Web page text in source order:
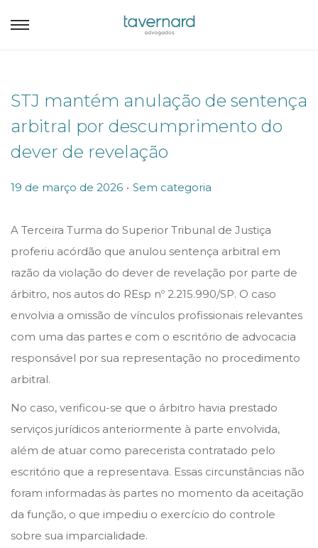
STJ mantém anulação de sentença
arbitral por descumprimento do
dever de revelação
P
s
t
e
d
o
n
19 de março de 2026 . P
s
t
e
d
i
n
Sem categoria
A Terceira Turma do Superior Tribunal de Justiça
proferiu acórdão que anulou sentença arbitral em
razão da violação do dever de revelação por parte de
árbitro, nos autos do REsp nº 2.215.990/SP. O caso
envolvia a omissão de vínculos profissionais relevantes
com uma das partes e com o escritório de advocacia
responsável por sua representação no procedimento
arbitral.
No caso, verificou-se que o árbitro havia prestado
serviços jurídicos anteriormente à parte envolvida,
além de atuar como parecerista contratado pelo
escritório que a representava. Essas circunstâncias não
foram informadas às partes no momento da aceitação
da função, o que impediu o exercício do controle
sobre sua imparcialidade.